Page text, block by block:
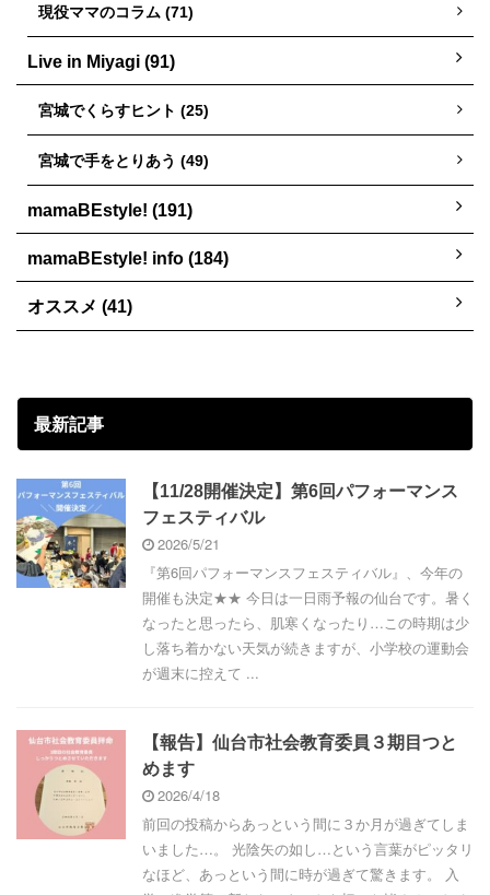
現役ママのコラム (71)
Live in Miyagi (91)
宮城でくらすヒント (25)
宮城で手をとりあう (49)
mamaBEstyle! (191)
mamaBEstyle! info (184)
オススメ (41)
最新記事
【11/28開催決定】第6回パフォーマンス
フェスティバル
2026/5/21
『第6回パフォーマンスフェスティバル』、今年の
開催も決定★★ 今日は一日雨予報の仙台です。暑く
なったと思ったら、肌寒くなったり…この時期は少
し落ち着かない天気が続きますが、小学校の運動会
が週末に控えて ...
【報告】仙台市社会教育委員３期目つと
めます
2026/4/18
前回の投稿からあっという間に３か月が過ぎてしま
いました…。 光陰矢の如し…という言葉がピッタリ
なほど、あっという間に時が過ぎて驚きます。 入